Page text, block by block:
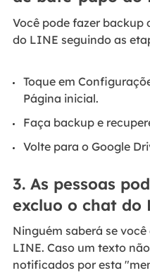
Você pode fazer
do LINE seguindo as
Toque em
Página inicial.
Faça backup e
Volte para o Google
3. As pessoas
excluo o chat do
Ninguém saberá se
LINE. Caso um texto
notificados por esta